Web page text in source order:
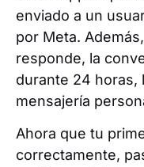
enviado a un
por Meta.
responde, la
durante 24 horas,
mensajería
Ahora que tu
correctamente,